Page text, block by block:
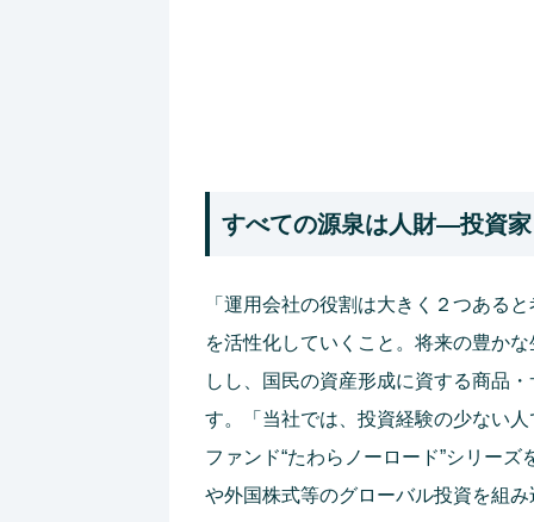
すべての源泉は人財―投資
「運用会社の役割は大きく２つある
を活性化していくこと。将来の豊か
しし、国民の資産形成に資する商品
す。「当社では、投資経験の少ない
ファンド“たわらノーロード”シリー
や外国株式等のグローバル投資を組